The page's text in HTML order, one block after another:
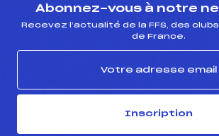
Abonnez-vous à notre
Recevez l’actualité de la FFS, des
de France.
Inscription